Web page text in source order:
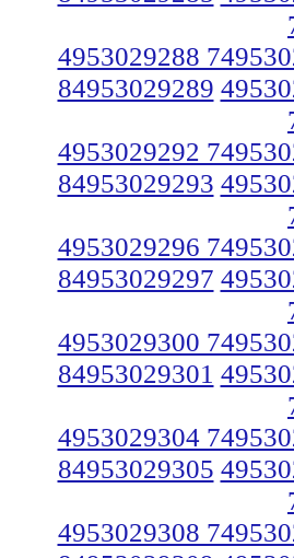
4953029288
84953029289
4953029292
84953029293
4953029296
84953029297
4953029300
84953029301
4953029304
84953029305
4953029308